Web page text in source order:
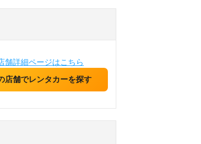
舗詳細ページはこちら
店舗でレンタカーを探す